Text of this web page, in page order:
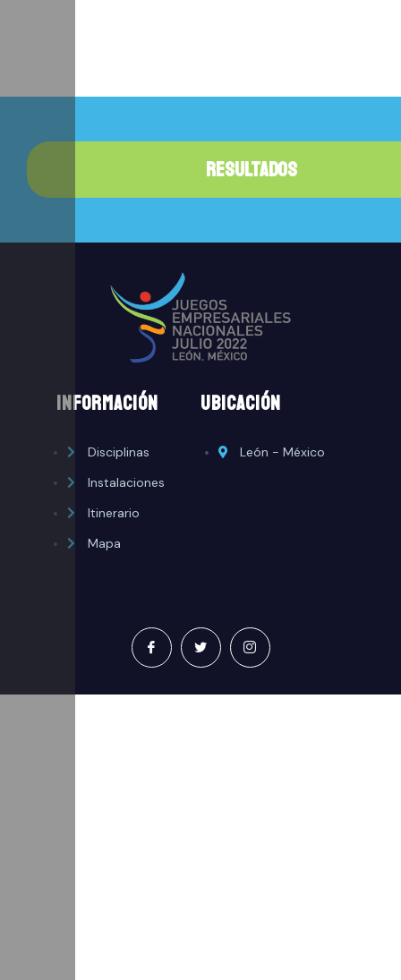
RESULTADOS
INFORMACIÓN
Disciplinas
Instalaciones
Itinerario
Mapa
ubicación
León - México